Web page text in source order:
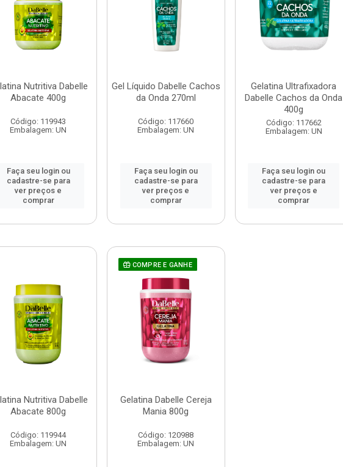
Nutritiva Dabelle
Abacate 400g
Código: 119943
Embalagem: UN
Faça seu login ou
cadastre-se para
ver preços e
comprar
Gel Líquido Dabelle Cachos
da Onda 270ml
Código: 117660
Embalagem: UN
Faça seu login ou
cadastre-se para
ver preços e
comprar
Gelatina Ultrafixadora
Dabelle Cachos da Onda
400g
Código: 117662
Embalagem: UN
Faça seu login ou
cadastre-se para
ver preços e
comprar
Nutritiva Dabelle
Abacate 800g
Código: 119944
Embalagem: UN
COMPRE E GANHE
Gelatina Dabelle Cereja
Mania 800g
Código: 120988
Embalagem: UN